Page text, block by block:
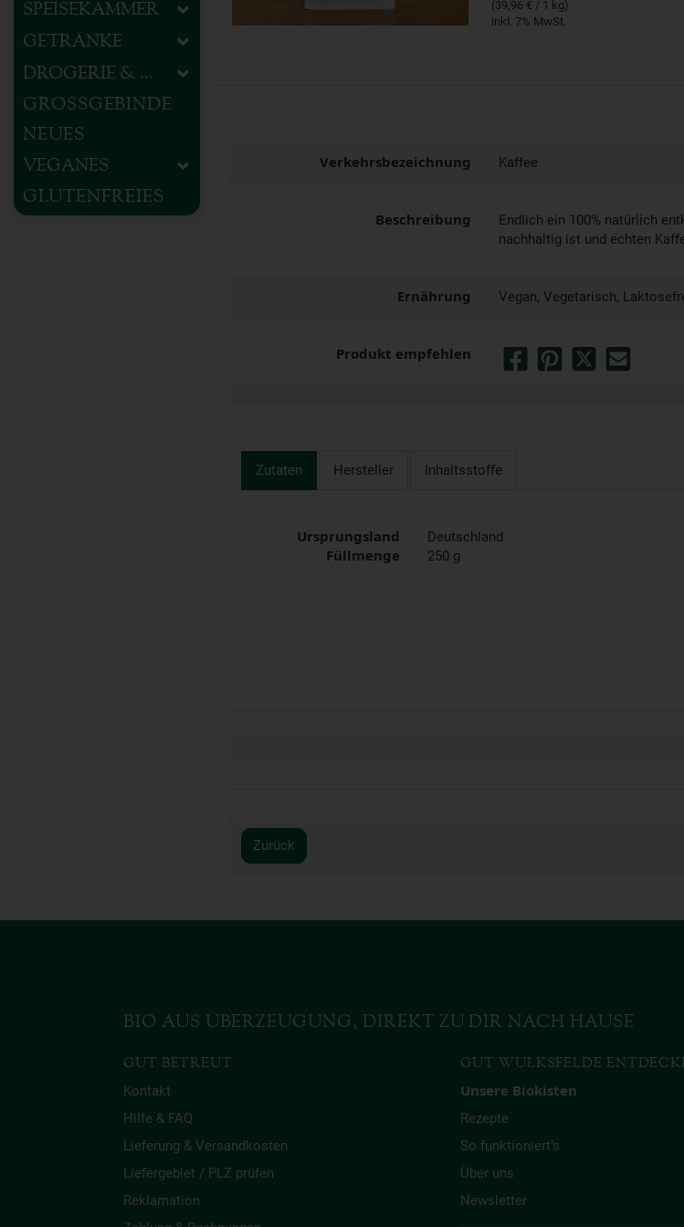
SPEISEKAMMER
GETRÄNKE
DROGERIE & HAUSHALT
GROSSGEBINDE
NEUES
VEGANES
GLUTENFREIES
(39,96 € / 1 kg)
inkl. 7% MwSt.
Verkehrsbezeichnung Kaffee
Beschreibung
Endlich ein 100% natürlich
nachhaltig ist und echten
Ernährung Vegan, Vegetarisch,
Produkt empfehlen
Zutaten Hersteller Inhaltsstoffe
Ursprungsland
Deutschland
Füllmenge
250 g
Zurück
BIO AUS ÜBERZEUGUNG, DIREKT ZU DIR NACH HAUSE
GUT BETREUT
Kontakt
Hilfe & FAQ
Lieferung & Versandkosten
Liefergebiet / PLZ prüfen
Reklamation
GUT WULKSFELDE
Unsere Biokisten
Rezepte
So funktioniert’s
Über uns
Newsletter